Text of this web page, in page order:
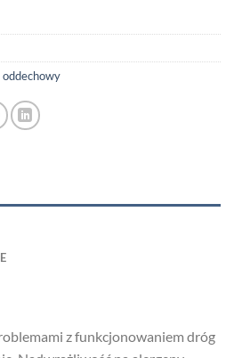
oddechowy
z funkcjonowaniem dróg